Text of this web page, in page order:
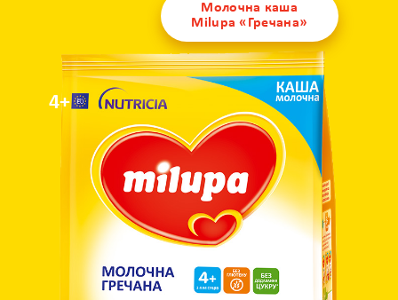
Молочна каша
Milupa «Гречана»
4+